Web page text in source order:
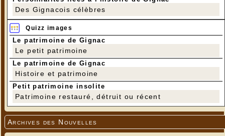
Des Gignacois célèbres
Quizz images
Le patrimoine de Gignac
Le petit patrimoine
Le patrimoine de Gignac
Histoire et patrimoine
Petit patrimoine insolite
Patrimoine restauré, détruit ou récent
Archives des Nouvelles